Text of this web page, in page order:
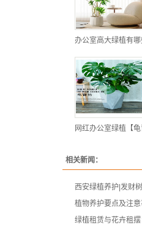
办公室高大绿植有哪
网红办公室绿植【
相关新闻：
西安绿植养护|发财
植物养护要点及注
绿植租赁与花卉租